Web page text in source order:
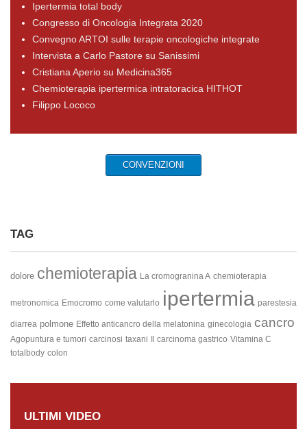
Ipertermia total body
Congresso di Oncologia Integrata 2020
Convegno ARTOI sulle terapie oncologiche integrate
Intervista a Carlo Pastore su Sanissimi
Cristiana Aperio su Medicina365
Chemioterapia ipertermica intratoracica HITHOT
Filippo Lococo
CONVENZIONI
TAG
dolore chemioterapia La cromogranina A chemioterapia
metronomica Emocromo come valutarlo ipertermia parestesia
diarrea polmone Effetto anticancro della melatonina ginecologia cancro
Agopuntura e tumori carcinosi taxani Il carcinoma gastrico Vitamina C
totalbody colon
ULTIMI VIDEO